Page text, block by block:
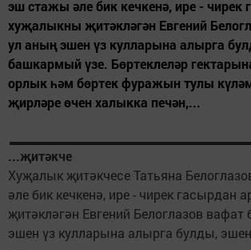
эш стажы әле бик кечкенә, ире - чирек
хуҗалыкны җитәкләгән Евгений
ул аның эшен үз кулларына алырга
башкармый үзе. Бөртеклеләр
орлык һәм бөртек фуражын тулы
җирләре өчен халыкка печән,...
...җитәкче
Хуҗалык җитәкчесе Татьяна
әле бик кечкенә, ире - чирек гасырдан
җитәкләгән Евгений Белоглазов вафат
эшен үз кулларына алырга булды,